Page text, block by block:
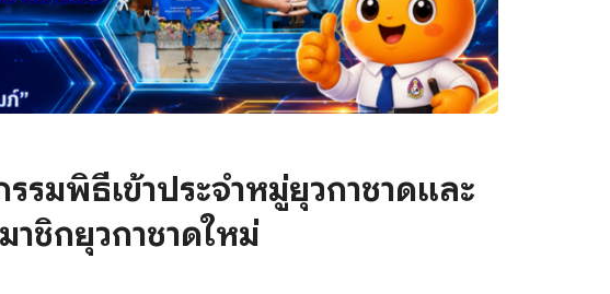
รมพิธีเข้าประจำหมู่ยุวกาชาดและ
าชิกยุวกาชาดใหม่